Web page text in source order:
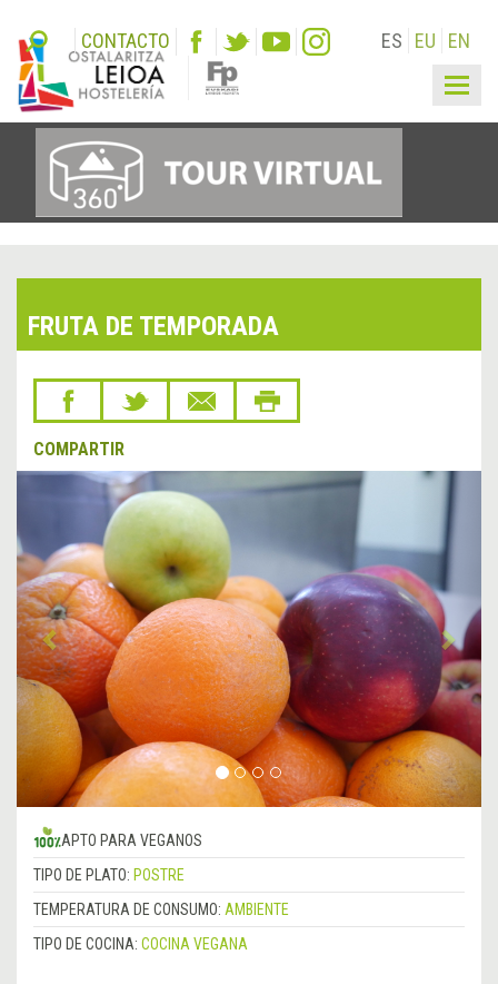
CONTACTO ES EU EN
FRUTA DE TEMPORADA
COMPARTIR
&lsaquo;
Anterior
APTO PARA VEGANOS
TIPO DE PLATO: POSTRE
TEMPERATURA DE CONSUMO: AMBIENTE
TIPO DE COCINA: COCINA VEGANA